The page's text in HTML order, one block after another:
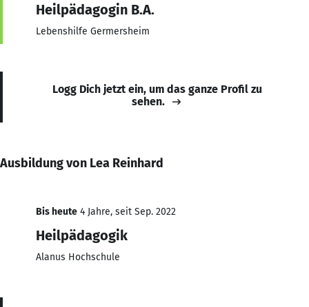
Heilpädagogin B.A.
Lebenshilfe Germersheim
Logg Dich jetzt ein, um das ganze Profil zu
sehen.
Ausbildung von Lea Reinhard
Bis heute 4 Jahre, seit Sep. 2022
Heilpädagogik
Alanus Hochschule